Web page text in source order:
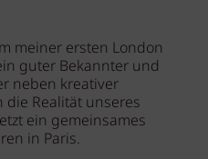
meiner ersten London
guter Bekannter und
neben kreativer
Realität unseres
ein gemeinsames
in Paris.